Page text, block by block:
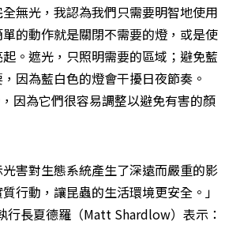
無光，我認為我們只需要明智地使用
的動作就是關閉不需要的燈，或是使
。遮光，只照明需要的區域；避免藍
因為藍白色的燈會干擾日夜節奏。
因為它們很容易調整以避免有害的顏
光害對生態系統產生了深遠而嚴重的影
行動，讓昆蟲的生活環境更安全。」
行長夏德羅（Matt Shardlow）表示：